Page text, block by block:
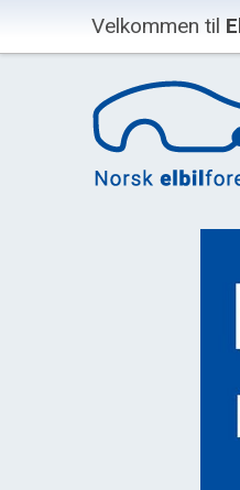
Velkommen til